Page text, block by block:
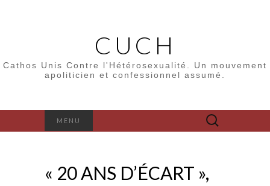
CUCH
Cathos Unis Contre l'Hétérosexualité. Un mouvement
apoliticien et confessionnel assumé.
MENU Rechercher :
« 20 ANS D’ÉCART »,